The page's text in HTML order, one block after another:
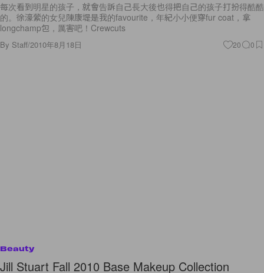
每次看到明星的孩子，就會告訴自己長大後也得把自己的孩子打扮得酷酷
的。徐濠縈的女兒陳康堤是我的favourite，年紀小小便穿fur coat，拿
longchamp包，厲害吧！Crewcuts
By Staff/2010年8月18日 20 0
Beauty
Jill Stuart Fall 2010 Base Makeup Collection